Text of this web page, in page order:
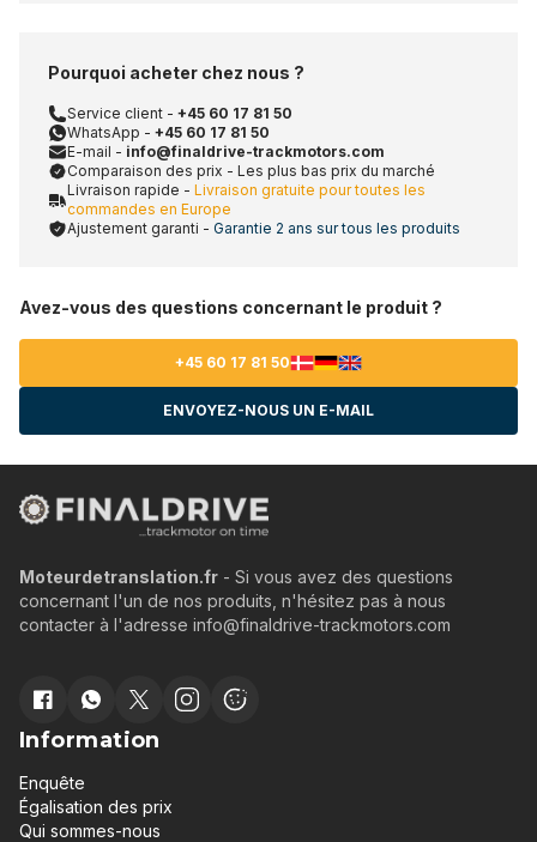
Pourquoi acheter chez nous ?
Service client - +45 60 17 81 50
WhatsApp - +45 60 17 81 50
E-mail - info@finaldrive-trackmotors.com
Comparaison des prix - Les plus bas prix du marché
Livraison rapide - Livraison gratuite pour toutes les
commandes en Europe
Ajustement garanti - Garantie 2 ans sur tous les produits
Avez-vous des questions concernant le produit ?
+45 60 17 81 50
ENVOYEZ-NOUS UN E-MAIL
Moteurdetranslation.fr - Si vous avez des questions
concernant l'un de nos produits, n'hésitez pas à nous
contacter à l'adresse info@finaldrive-trackmotors.com
Information
Enquête
Égalisation des prix
Qui sommes-nous